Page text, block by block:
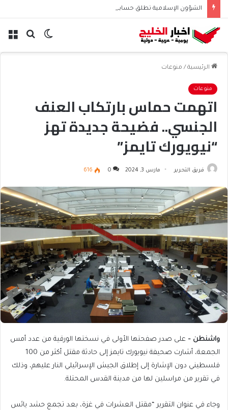
بحث الوضع
الرئيسية / منوعات
منوعات
اتهمت حماس بارتكاب العنف
الجنسي.. فضيحة جديدة تهز
“نيويورك تايمز”
فريق التحرير مارس 3, 2024 0
616
واشنطن – على صدر صفحتها الأولى في نسختها الورقية من عدد أمس
الجمعة، أشارت صحيفة نيويورك تايمز إلى حادثة مقتل أكثر من 100
فلسطيني دون الإشارة إلى إطلاق الجيش الإسرائيلي النار عليهم، وذلك
في تقرير من مراسلين لها من مدينة القدس المحتلة.
وجاء في عنوان التقرير “مقتل العشرات في غزة، بعد تجمع حشد يائس